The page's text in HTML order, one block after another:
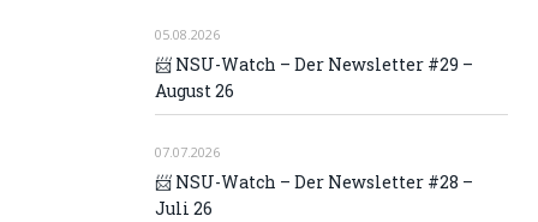
05.08.2026
📨 NSU-Watch – Der Newsletter #29 –
August 26
07.07.2026
📨 NSU-Watch – Der Newsletter #28 –
Juli 26